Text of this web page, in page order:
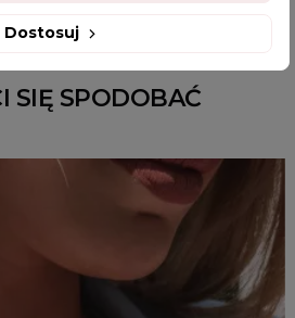
SIĘ SPODOBAĆ
Dostosuj